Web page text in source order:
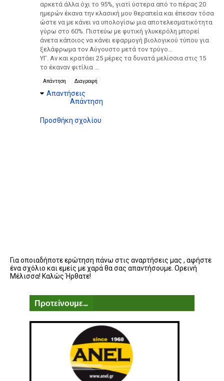
αρκετά άλλα όχι το 95%, γιατί ύστερα από το πέρας 20
ημερών έκανα την κλασική μου θεραπεία και έπεσαν τόσα
ώστε να με κάνει να υπολογίσω μια αποτελεσματικότητα
γύρω στο 60%. Πιστεύω με φυτική γλυκερόλη μπορεί
άνετα κάποιος να κάνει εφαρμογή βιολογικού τύπου για
ξελάφρωμα τον Αύγουστο μετά τον τρύγο...
ΥΓ. Αν και κρατάει 25 μέρες τα δυνατά μελίσσια στις 15
το έκαναν φιτίλια ...
Απάντηση Διαγραφή
Απαντήσεις
Απάντηση
Προσθήκη σχολίου
Για οποιαδήποτε ερώτηση πάνω στις αναρτήσεις μας , αφήστε
ένα σχόλιο και εμείς με χαρά θα σας απαντήσουμε. Ορεινή
Μέλισσα! Καλώς Ήρθατε!
Προτείνουμε...